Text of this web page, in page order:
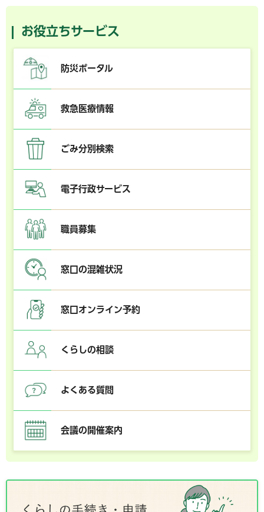
お役立ちサービス
防災ポータル
救急医療情報
ごみ分別検索
電子行政サービス
職員募集
窓口の混雑状況
窓口オンライン予約
くらしの相談
よくある質問
会議の開催案内